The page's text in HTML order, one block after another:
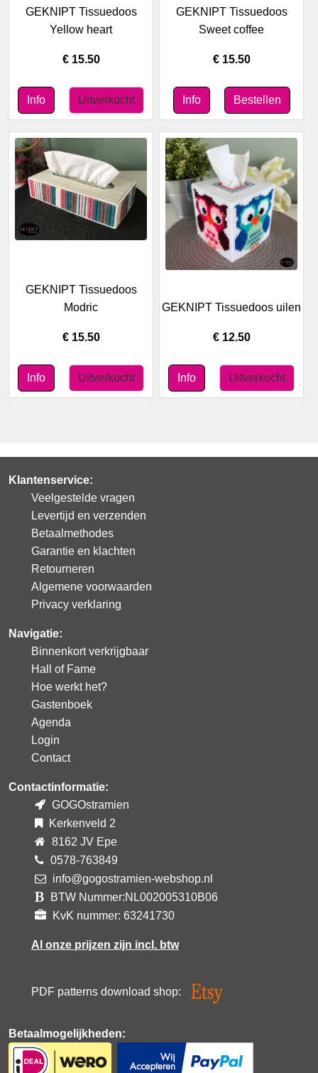
GEKNIPT Tissuedoos
Yellow heart
€ 15.50
GEKNIPT Tissuedoos
Sweet coffee
€ 15.50
GEKNIPT Tissuedoos
Modric
€ 15.50
GEKNIPT Tissuedoos uilen
€ 12.50
Klantenservice:
Veelgestelde vragen
Levertijd en verzenden
Betaalmethodes
Garantie en klachten
Retourneren
Algemene voorwaarden
Privacy verklaring
Navigatie:
Binnenkort verkrijgbaar
Hall of Fame
Hoe werkt het?
Gastenboek
Agenda
Login
Contact
Contactinformatie:
GOGOstramien
Kerkenveld 2
8162 JV Epe
0578-763849
info@gogostramien-webshop.nl
BTW Nummer:NL002005310B06
KvK nummer: 63241730
Al onze prijzen zijn incl. btw
PDF patterns download shop:
Betaalmogelijkheden: